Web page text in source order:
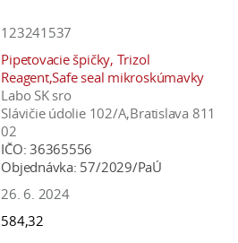
123241537
Pipetovacie špičky, Trizol
Reagent,Safe seal mikroskúmavky
Labo SK sro
Slávičie údolie 102/A,Bratislava 811
02
IČO: 36365556
Objednávka: 57/2029/PaÚ
26. 6. 2024
584,32